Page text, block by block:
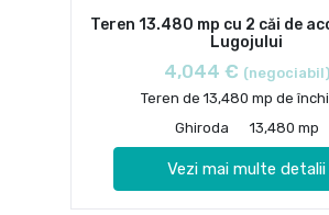
Teren 13.480 mp cu 2 căi de
Lugojului
4,044 € (negociabil)
Teren de 13,480 mp de
Ghiroda
13,480 mp
Vezi mai multe detalii